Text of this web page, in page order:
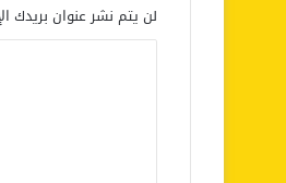
لن يتم نشر عنوان بريدك